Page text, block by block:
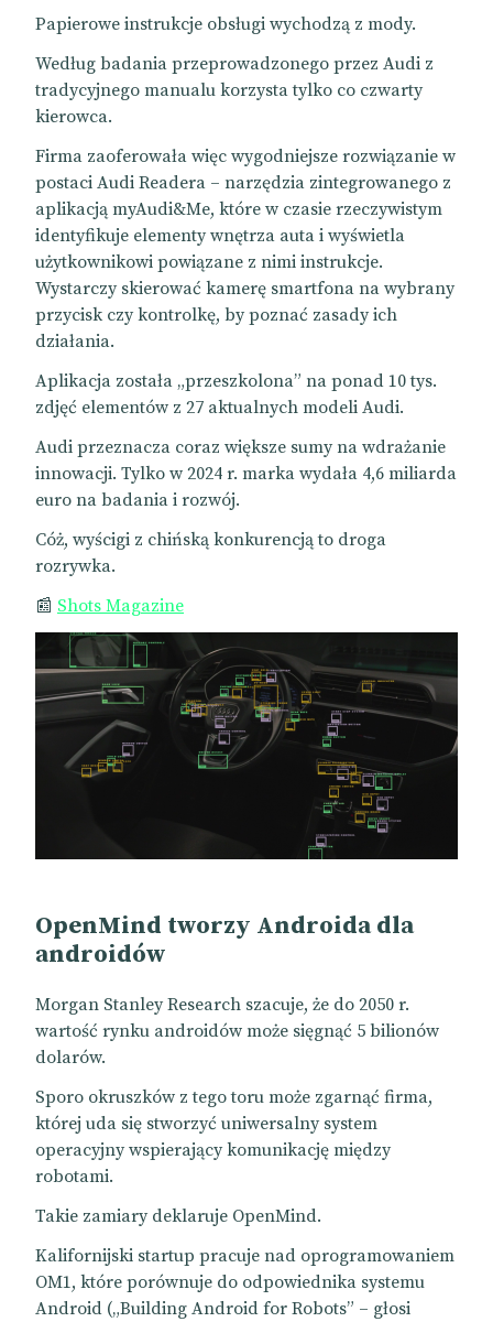
Papierowe instrukcje obsługi wychodzą z mody.
Według badania przeprowadzonego przez Audi z
tradycyjnego manualu korzysta tylko co czwarty
kierowca.
Firma zaoferowała więc wygodniejsze rozwiązanie w
postaci Audi Readera – narzędzia zintegrowanego z
aplikacją myAudi&Me, które w czasie rzeczywistym
identyfikuje elementy wnętrza auta i wyświetla
użytkownikowi powiązane z nimi instrukcje.
Wystarczy skierować kamerę smartfona na wybrany
przycisk czy kontrolkę, by poznać zasady ich
działania.
Aplikacja została „przeszkolona” na ponad 10 tys.
zdjęć elementów z 27 aktualnych modeli Audi.
Audi przeznacza coraz większe sumy na wdrażanie
innowacji. Tylko w 2024 r. marka wydała 4,6 miliarda
euro na badania i rozwój.
Cóż, wyścigi z chińską konkurencją to droga
rozrywka.
📰 Shots Magazine
OpenMind tworzy Androida dla
androidów
Morgan Stanley Research szacuje, że do 2050 r.
wartość rynku androidów może sięgnąć 5 bilionów
dolarów.
Sporo okruszków z tego toru może zgarnąć firma,
której uda się stworzyć uniwersalny system
operacyjny wspierający komunikację między
robotami.
Takie zamiary deklaruje OpenMind.
Kalifornijski startup pracuje nad oprogramowaniem
OM1, które porównuje do odpowiednika systemu
Android („Building Android for Robots” – głosi